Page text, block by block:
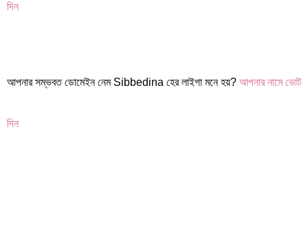
দিন
আপনার সম্ভবত ডোমেইন নেম Sibbedina হের লাইগা মনে হয়? আপনার নামে ভোট
দিন